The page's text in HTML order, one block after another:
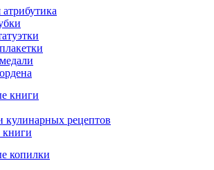
книги
кулинарных рецептов
книги
копилки